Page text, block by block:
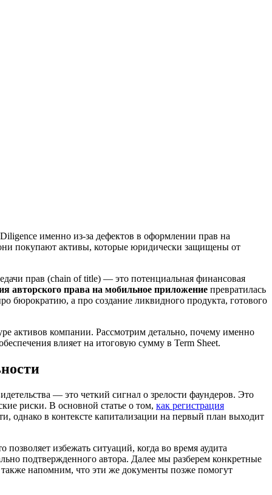
именно из-за дефектов в оформлении прав на
покупают активы, которые юридически защищены от
прав (chain of title) — это потенциальная финансовая
авторского права на мобильное приложение превратилась
бюрократию, а про создание ликвидного продукта, готового
активов компании. Рассмотрим детально, почему именно
влияет на итоговую сумму в Term Sheet.
— это четкий сигнал о зрелости фаундеров. Это
риски. В основной статье о том, как регистрация
однако в контексте капитализации на первый план выходит
избежать ситуаций, когда во время аудита
подтвержденного автора. Далее мы разберем конкретные
напомним, что эти же документы позже помогут